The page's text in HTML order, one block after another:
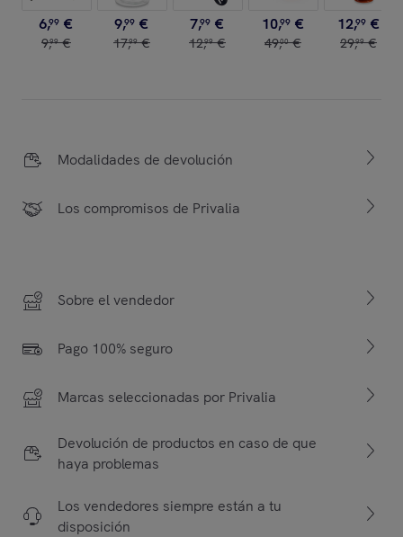
6,99 €
9,99 €
9,99 €
17,99 €
7,99 €
12,99 €
10,99 €
49,00 €
12,99 €
29,99 €
Modalidades de devolución
Los compromisos de Privalia
Sobre el vendedor
Pago 100% seguro
Marcas seleccionadas por Privalia
Devolución de productos en caso de que
haya problemas
Los vendedores siempre están a tu
disposición